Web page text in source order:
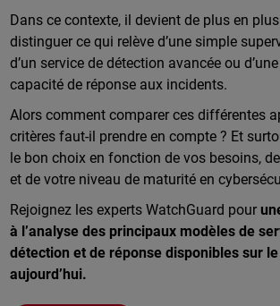
Dans ce contexte, il devient de plus en
distinguer ce qui relève d’une simple
d’un service de détection avancée ou
capacité de réponse aux incidents.
Alors comment comparer ces différentes
critères faut-il prendre en compte ? Et
le bon choix en fonction de vos besoins,
et de votre niveau de maturité en
Rejoignez les experts WatchGuard pour
à l’analyse des principaux modèles de
détection et de réponse disponibles sur
aujourd’hui.